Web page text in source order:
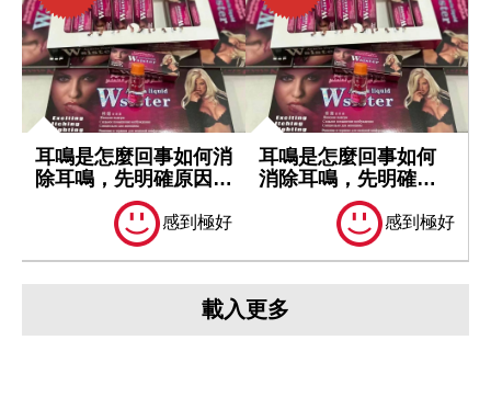
耳鳴是怎麼回事如何消
除耳鳴，先明確原因再
感到極好
耳鳴是怎麼回事如何
消除耳鳴，先明確原
感到極好
載入更多